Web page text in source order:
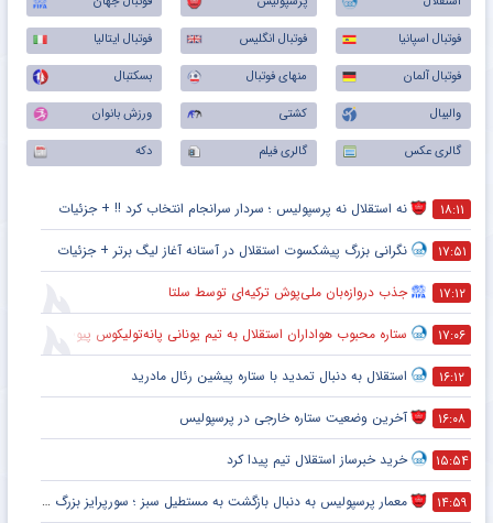
فوتبال اسپانیا
فوتبال انگلیس
فوتبال ایتالیا
فوتبال آلمان
منهای فوتبال
بسکتبال
والیبال
کشتی
ورزش بانوان
گالری عکس
گالری فیلم دکه
۱۸:۱۱ نه استقلال نه پرسپولیس ؛ سردار سرانجام انتخاب کرد !! + جزئیات
۱۷:۵۱ نگرانی بزرگ پیشکسوت استقلال در آستانه آغاز لیگ برتر + جزئیات
۱۷:۱۲ جذب دروازه‌بان ملی‌پوش ترکیه‌ای توسط سلتا
۱۷:۰۶ ستاره محبوب هواداران استقلال به تیم یونانی پانه‌تولیکوس پیوست
۱۶:۱۲ استقلال به دنبال تمدید با ستاره پیشین رئال مادرید
۱۶:۰۸ آخرین وضعیت ستاره خارجی در پرسپولیس
۱۵:۵۴ خرید خبرساز استقلال تیم پیدا کرد
۱۴:۵۹ معمار پرسپولیس به دنبال بازگشت به مستطیل سبز ؛ سورپرایز بزرگ در راه است ؟ + جزئیات